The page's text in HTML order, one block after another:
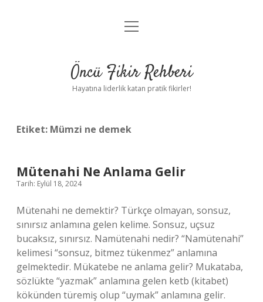
Anasayfa
Yasal Uyarı
menüyü
Öncü Fikir Rehberi
Hayatına liderlik katan pratik fikirler!
Etiket: Mümzi ne demek
Mütenahi Ne Anlama Gelir
Tarih: Eylül 18, 2024
Mütenahi ne demektir? Türkçe olmayan, sonsuz,
sınırsız anlamına gelen kelime. Sonsuz, uçsuz
bucaksız, sınırsız. Namütenahi nedir? “Namütenahi”
kelimesi “sonsuz, bitmez tükenmez” anlamına
gelmektedir. Mükatebe ne anlama gelir? Mukataba,
sözlükte “yazmak” anlamına gelen ketb (kitabet)
kökünden türemiş olup “uymak” anlamına gelir.